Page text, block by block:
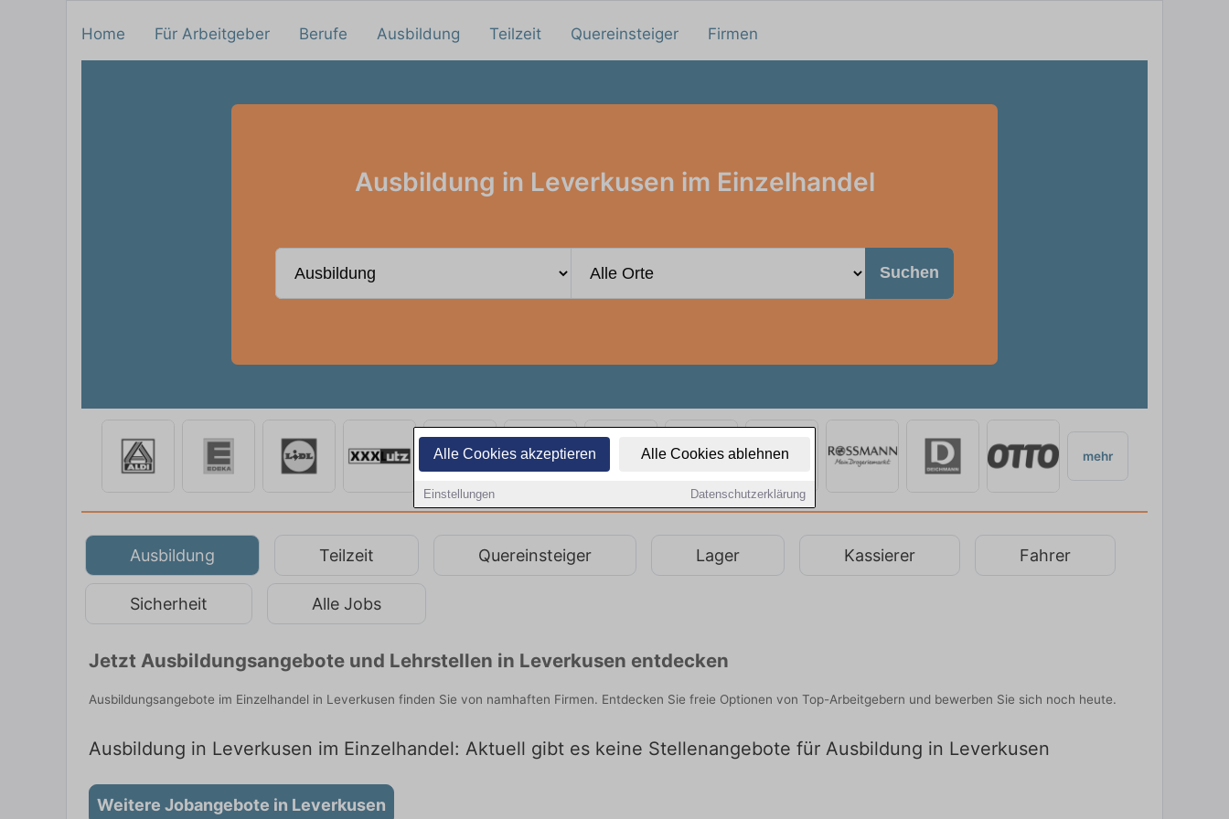
Alle Cookies akzeptieren Alle Cookies ablehnen
Einstellungen Datenschutzerklärung
Home Für Arbeitgeber Berufe Ausbildung Teilzeit Quereinsteiger Firmen
Ausbildung in Leverkusen im Einzelhandel
Suchen
mehr
Ausbildung Teilzeit Quereinsteiger Lager Kassierer Fahrer
Sicherheit Alle Jobs
Jetzt Ausbildungsangebote und Lehrstellen in Leverkusen entdecken
Ausbildungsangebote im Einzelhandel in Leverkusen finden Sie von namhaften Firmen. Entdecken Sie freie Optionen von Top-Arbeitgebern und bewerben Sie sich noch heute.
Ausbildung in Leverkusen im Einzelhandel: Aktuell gibt es keine Stellenangebote für Ausbildung in Leverkusen
Weitere Jobangebote in Leverkusen